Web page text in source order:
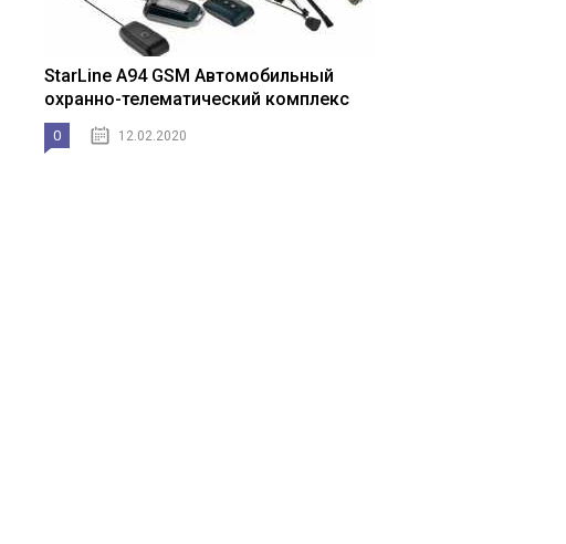
StarLine A94 GSM Автомобильный
охранно-телематический комплекс
0 12.02.2020